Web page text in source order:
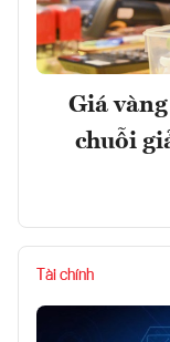
Giá
chuỗi
Tài chính